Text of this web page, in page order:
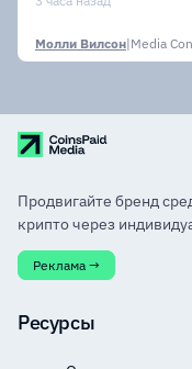
Молли Вилсон|Media
Продвигайте бренд
крипто через
Реклама →
Ресурсы